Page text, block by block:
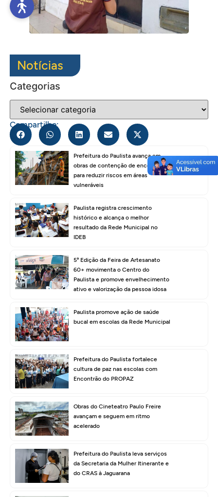
Notícias
Categorias
Compartilhe:
Prefeitura do Paulista avança em
obras de contenção de encostas
para reduzir riscos em áreas
vulneráveis
Paulista registra crescimento
histórico e alcança o melhor
resultado da Rede Municipal no
IDEB
5ª Edição da Feira de Artesanato
60+ movimenta o Centro do
Paulista e promove envelhecimento
ativo e valorização da pessoa idosa
Paulista promove ação de saúde
bucal em escolas da Rede Municipal
Prefeitura do Paulista fortalece
cultura de paz nas escolas com
Encontrão do PROPAZ
Obras do Cineteatro Paulo Freire
avançam e seguem em ritmo
acelerado
Prefeitura do Paulista leva serviços
da Secretaria da Mulher Itinerante e
do CRAS à Jaguarana